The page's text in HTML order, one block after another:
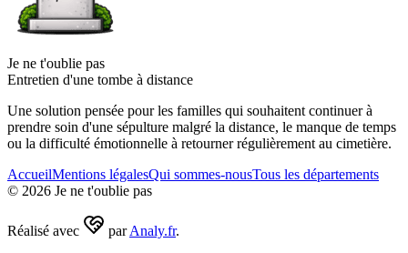
Je ne t'oublie pas
Entretien d'une tombe à distance
Une solution pensée pour les familles qui souhaitent continuer à
prendre soin d'une sépulture malgré la distance, le manque de temps
ou la difficulté émotionnelle à retourner régulièrement au cimetière.
AccueilMentions légalesQui sommes-nousTous les départements
© 2026 Je ne t'oublie pas
Réalisé avec par Analy.fr.